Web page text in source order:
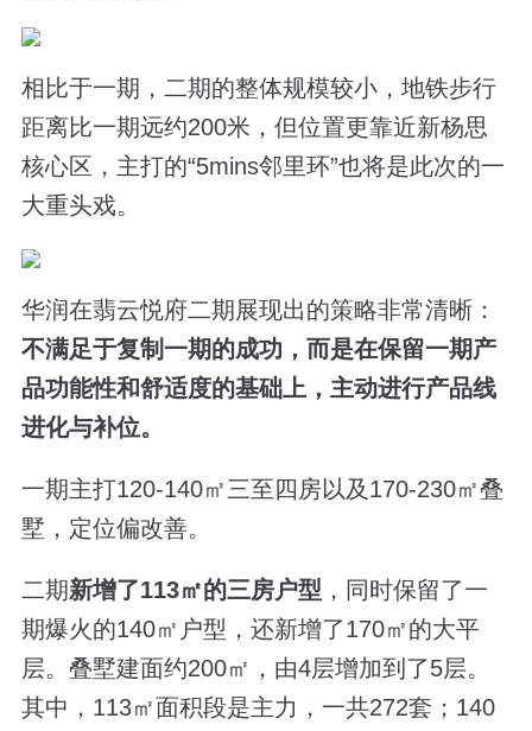
相比于一期，二期的整体规模较小，地铁步行
距离比一期远约200米，但位置更靠近新杨思
核心区，主打的“5mins邻里环”也将是此次的一
大重头戏。
华润在翡云悦府二期展现出的策略非常清晰：
不满足于复制一期的成功，而是在保留一期产
品功能性和舒适度的基础上，主动进行产品线
进化与补位。
一期主打120-140㎡三至四房以及 170-230㎡叠
墅，定位偏改善。
二期新增了113㎡的三房户型 ，同时保留了一
期爆火的140㎡户型，还新增了170㎡的大平
层。 叠墅建面约200㎡，由4层增加到了5层。
其中，113㎡面积段是主力，一共272套；140